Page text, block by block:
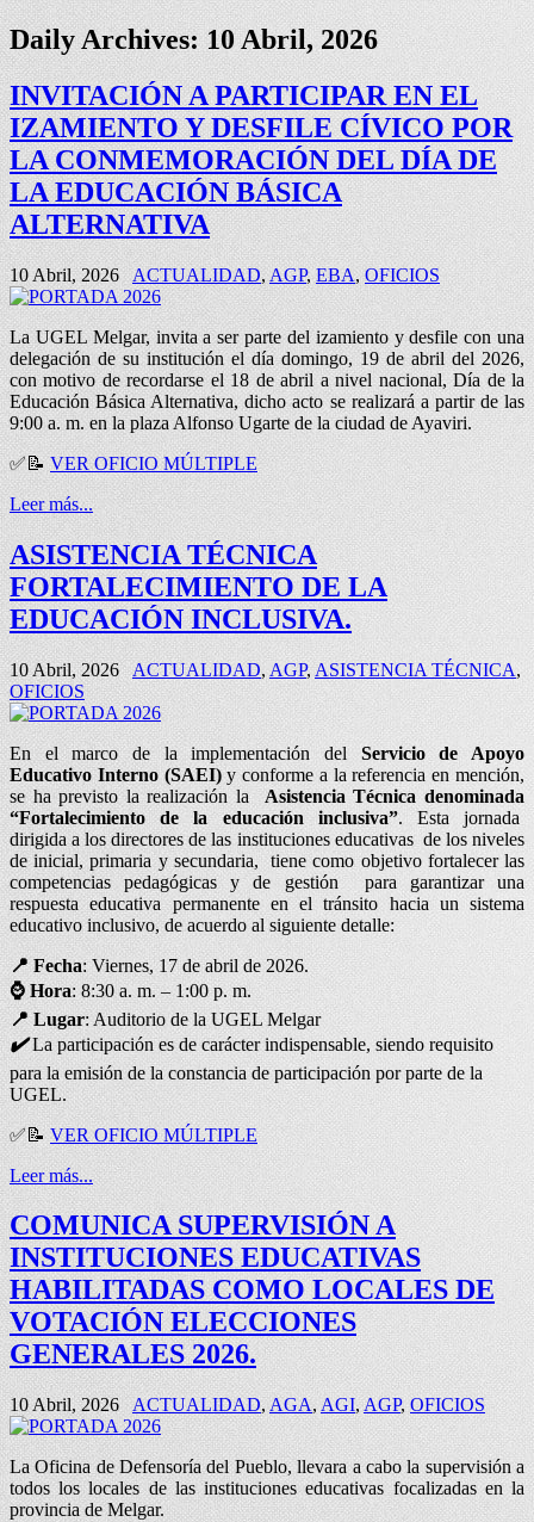
Daily Archives:10 Abril, 2026
INVITACIÓN A PARTICIPAR EN EL
IZAMIENTO Y DESFILE CÍVICO POR
LA CONMEMORACIÓN DEL DÍA DE
LA EDUCACIÓN BÁSICA
ALTERNATIVA
10 Abril, 2026 ACTUALIDAD,AGP,EBA,OFICIOS
La UGEL Melgar, invita a ser parte del izamiento y desfile con una
delegación de su institución el día domingo, 19 de abril del 2026,
con motivo de recordarse el 18 de abril a nivel nacional, Día de la
Educación Básica Alternativa, dicho acto se realizará a partir de las
9:00 a. m. en la plaza Alfonso Ugarte de la ciudad de Ayaviri.
✅ 📝VER OFICIO MÚLTIPLE
Leer más...
ASISTENCIA TÉCNICA
FORTALECIMIENTO DE LA
EDUCACIÓN INCLUSIVA.
10 Abril, 2026 ACTUALIDAD, AGP, ASISTENCIA TÉCNICA,
OFICIOS
En el marco de la implementación del Servicio de Apoyo
Educativo Interno (SAEI)y conforme a la referencia en mención,
se ha previsto la realización la Asistencia Técnica denominada
“Fortalecimiento de la educación inclusiva”. Esta jornada
dirigida a los directores de las instituciones educativas de los niveles
de inicial, primaria y secundaria, tiene como objetivo fortalecer las
competencias pedagógicas y de gestión para garantizar una
respuesta educativa permanente en el tránsito hacia un sistema
educativo inclusivo, de acuerdo al siguiente detalle:
📍 Fecha: Viernes, 17 de abril de 2026.
⌚Hora: 8:30 a. m. – 1:00 p. m.
📍Lugar: Auditorio de la UGEL Melgar
✔️La participación es de carácter indispensable, siendo requisito
para la emisión de la constancia de participación por parte de la
UGEL.
✅📝VER OFICIO MÚLTIPLE
Leer más...
COMUNICA SUPERVISIÓN A
INSTITUCIONES EDUCATIVAS
HABILITADAS COMO LOCALES DE
VOTACIÓN ELECCIONES
GENERALES 2026.
10 Abril, 2026 ACTUALIDAD,AGA, AGI,AGP, OFICIOS
La Oficina de Defensoría del Pueblo, llevara a cabo la supervisión a
todos los locales de las instituciones educativas focalizadas en la
provincia de Melgar.